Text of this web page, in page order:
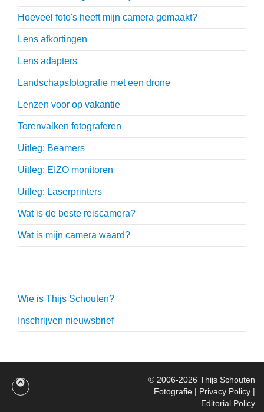
Hoeveel foto's heeft mijn camera gemaakt?
Lens afkortingen
Lens adapters
Landschapsfotografie met een drone
Lenzen voor op vakantie
Torenvalken fotograferen
Uitleg: Beamers
Uitleg: EIZO monitoren
Uitleg: Laserprinters
Wat is de beste reiscamera?
Wat is mijn camera waard?
Wie is Thijs Schouten?
Inschrijven nieuwsbrief
© 2006-2026 Thijs Schouten
Fotografie | Privacy Policy |
Editorial Policy